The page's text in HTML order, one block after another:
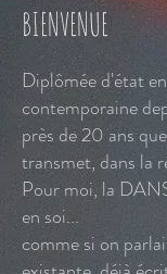
BIENVENUE
Diplômée d'état
contemporaine
près de 20 ans
transmet, dans la
Pour moi, la
en soi...
comme si on